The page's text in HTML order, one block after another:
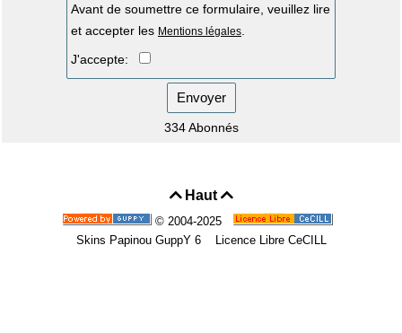
Avant de soumettre ce formulaire, veuillez lire
et accepter les Mentions légales
J'accepte:
Envoyer
334 Abonnés
Haut 
© 2004-2025
Skins Papinou GuppY 6
Licence Libre CeCILL